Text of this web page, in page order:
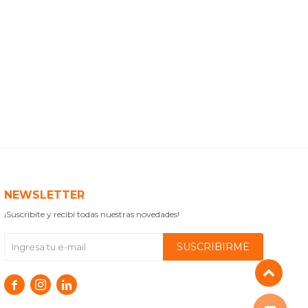
NEWSLETTER
¡Suscribite y recibí todas nuestras novedades!
SUSCRIBIRME
  